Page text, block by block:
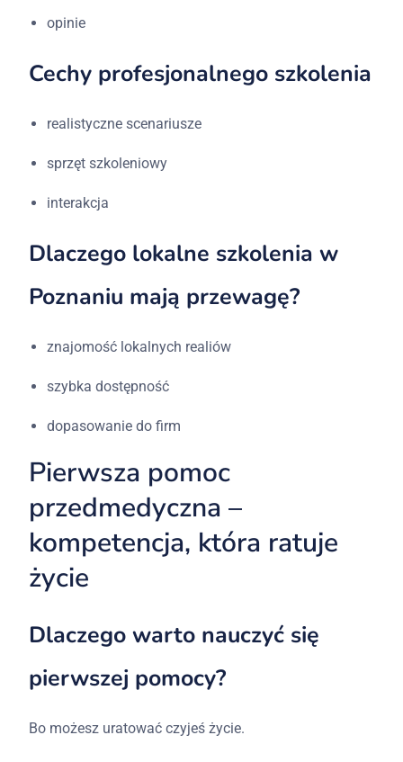
opinie
Cechy profesjonalnego szkolenia
realistyczne scenariusze
sprzęt szkoleniowy
interakcja
Dlaczego lokalne szkolenia w
Poznaniu mają przewagę?
znajomość lokalnych realiów
szybka dostępność
dopasowanie do firm
Pierwsza pomoc
przedmedyczna –
kompetencja, która ratuje
życie
Dlaczego warto nauczyć się
pierwszej pomocy?
Bo możesz uratować czyjeś życie.